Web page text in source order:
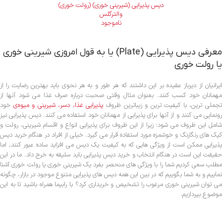
دیس پذیرایی (شیرینی خوری) (رولت خوری)
والترگلس
ناموجود
معرفی دیس پذیرایی (Plate) یا به قول امروزی شیرینی خوری
یا رولت خوری
ایرانیان از دیرباز عقیده بر این داشتند که هر طور و به هر نحوی باید بهترین رضایت را از
مهمانان خود کسب کنند. بعنوان مثال وقتی صحبت درباره صرف غذا می شود آنها از
تجملی ترین، با کیفیت ترین و زیباترین ظروف پذیرایی غذا، دسر، شیرینی و میوه‌ی خود
رونمایی می کنند و از آنها برای پذیرایی از مهمانان خود استفاده می کنند. دیس پذیرایی نیز
شامل این ظروف می شود؛ زیرا از این ظروف برای پذیرایی انواع و اقسام شیرینی، رولت و
کیک های رنگارنگ و خوشمزه مورد استفاده قرار می گیرد. خیلی از افراد در هنگام خرید دیس
پذیرایی ممکن است از ویژگی هایی که به کیفیت یک دیس می افزاید ساده عبور کنند، اما
حقیقت این است در هنگام انتخاب و خرید دیس پذیرایی باید سلیقه به خرج داد. ما در این
مطلب سعی کردیم شما را با ویژگی های منحصر بفرد یک شیرینی خوری یا رولت خوری آشنا
نماییم و به شما بگوییم که در بین این همه دیس های پذیرایی متنوع موجود در بازار، چگونه
می توان شیرینی خوری مرغوب را تشخیص و خریداری کرد؟ با رابیما همراه باشید تا به این
موضوع بپردازیم.